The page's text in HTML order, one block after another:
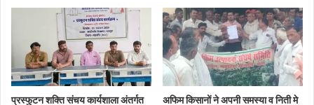
प्रस्फुटन शक्ति संचय कार्यशाला अंतर्गत
अफिम किसानों ने अपनी समस्या व निती मे